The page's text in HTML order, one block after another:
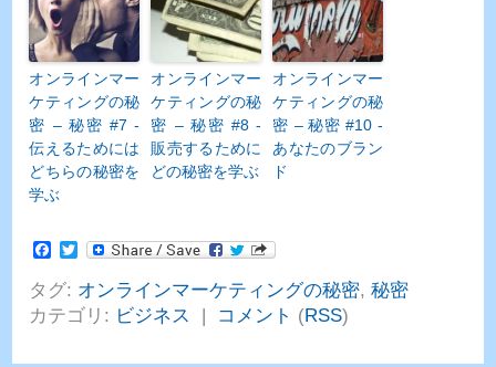
オンラインマー
ケティングの秘
密 – 秘密 #7 -
伝えるためには
どちらの秘密を
学ぶ
オンラインマー
ケティングの秘
密 – 秘密 #8 -
販売するために
どの秘密を学ぶ
オンラインマー
ケティングの秘
密 – 秘密 #10 -
あなたのブラン
ド
Facebook
Twitter
タグ: オンラインマーケティングの秘密,秘密
カテゴリ: ビジネス コメント (RSS)